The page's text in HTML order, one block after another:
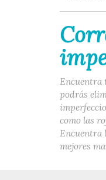
Encuentra
podrás
como las
Encuentra
mejores